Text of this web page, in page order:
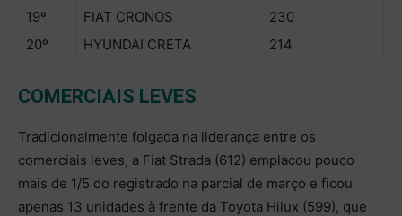
19º
FIAT CRONOS
230
20º
HYUNDAI CRETA 214
COMERCIAIS LEVES
Tradicionalmente folgada na liderança entre os
comerciais leves, a Fiat Strada (612) emplacou pouco
mais de 1/5 do registrado na parcial de março e ficou
apenas 13 unidades à frente da Toyota Hilux (599), que